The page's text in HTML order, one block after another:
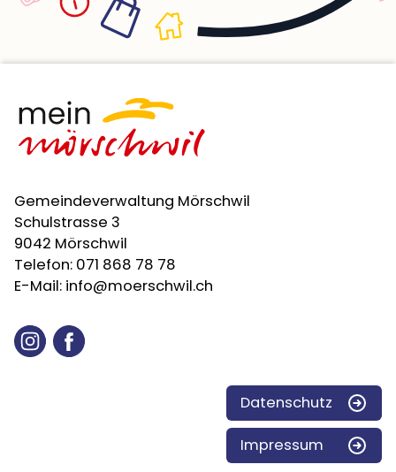
Gemeindeverwaltung Mörschwil
Schulstrasse 3
9042 Mörschwil
Telefon: 071 868 78 78
E-Mail: info@moerschwil.ch
InstagramFacebook
Datenschutz
Impressum